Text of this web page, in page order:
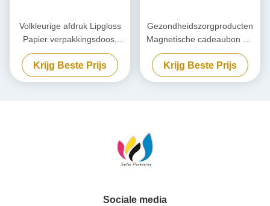
Volkleurige afdruk Lipgloss
Papier verpakkingsdoos,
Cosmetische nagellak
cadeaubon
Krijg Beste Prijs
Gezondheidszorgproducten
Magnetische cadeaubon Op
maat gemaakte magnetische
verpakkingsdoos met inslag
Krijg Beste Prijs
Sociale media